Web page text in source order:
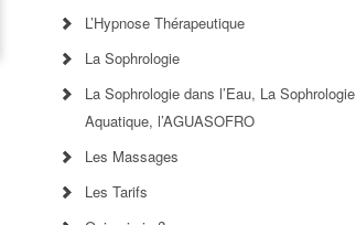
L’Hypnose Thérapeutique
La Sophrologie
La Sophrologie dans l’Eau, La Sophrologie
Aquatique, l’AGUASOFRO
Les Massages
Les Tarifs